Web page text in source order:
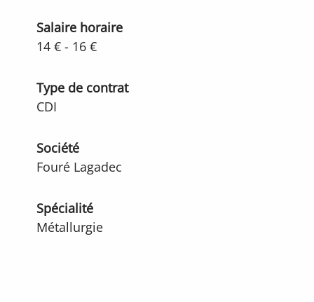
Salaire horaire
14 € - 16 €
Type de contrat
CDI
Société
Fouré Lagadec
Spécialité
Métallurgie